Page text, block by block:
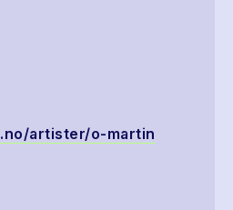
artister/o-martin